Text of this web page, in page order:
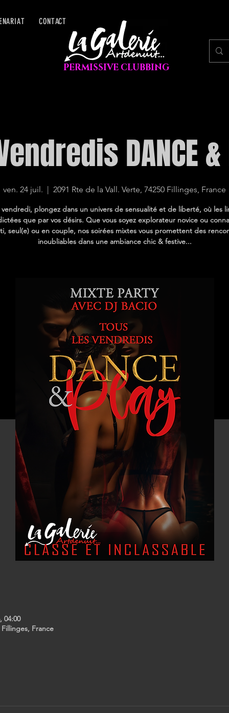
CONTACT
PERMISSIVE CLUBBING
DANCE &
ven. 24 juil.
  |
2091 Rte de la Vall. Verte, 74250 Fillinges, France
plongez dans un univers de sensualité et de liberté, où les
que par vos désirs. Que vous soyez explorateur novice ou
seul(e) ou en couple, nos soirées mixtes vous promettent des
inoubliables dans une ambiance chic & festive...
04:00
Fillinges, France